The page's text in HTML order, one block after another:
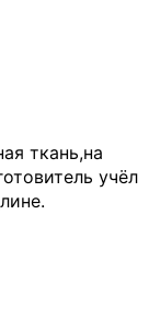
ткань,на
учёл